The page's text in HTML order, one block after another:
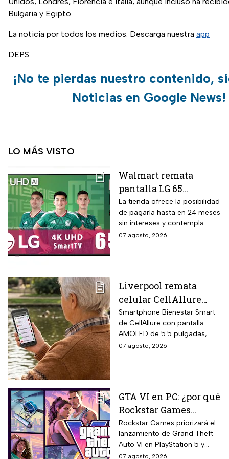
Bulgaria y Egipto.
La noticia por todos los medios. Descarga nuestra app
DEPS
¡No te pierdas nuestro contenido,
Noticias en Google News!
LO MÁS VISTO
Walmart remata
pantalla LG 65
pulgadas UHD 4K con
funciones de
inteligencia artificial
ThinQ
La tienda ofrece la posibilidad
de pagarla hasta en 24 meses
sin intereses y contempla
devoluciones hasta 30 días
07 agosto, 2026
Liverpool remata
celular CellAllure
Smart AMOLED 5.5
pulgadas con botón
SOS, ideal para adultos
mayores: rebaja de 55%
Smartphone Bienestar Smart
de CellAllure con pantalla
AMOLED de 5.5 pulgadas,
sistema operativo Android 13
ubicado en la parte trasera
del equipo que activa llamada
automática al contacto de
emergencia junto con alarma
sonora potente.
07 agosto, 2026
GTA VI en PC: ¿por qué
Rockstar Games
decidió priorizar
PlayStation 5 y Xbox
Series X?
Rockstar Games priorizará el
lanzamiento de Grand Theft
Auto VI en PlayStation 5 y
Xbox Series X/S el 19 de
07 agosto, 2026